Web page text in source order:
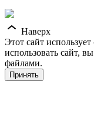
Наверх
Этот сайт
использовать сайт,
файлами.
Принять